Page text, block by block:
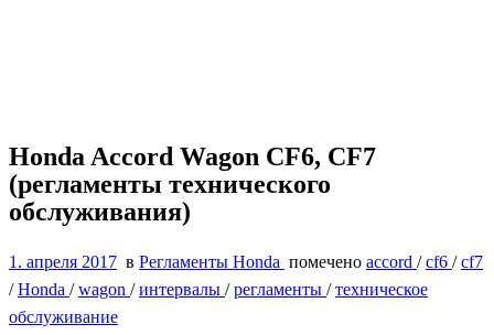
Honda Accord Wagon CF6, CF7
(регламенты технического
обслуживания)
1. апреля 2017 в Регламенты Honda помечено accord /cf6 /cf7
/Honda /wagon /интервалы /регламенты /техническое
обслуживание